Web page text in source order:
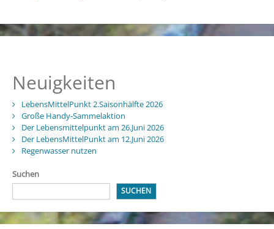
Neuigkeiten
LebensMittelPunkt 2.Saisonhälfte 2026
Große Handy-Sammelaktion
Der Lebensmittelpunkt am 26.Juni 2026
Der LebensMittelPunkt am 12.Juni 2026
Regenwasser nutzen
Suchen
SUCHEN